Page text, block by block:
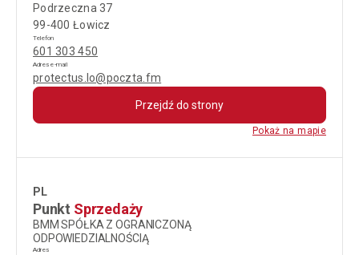
Podrzeczna 37
99-400 Łowicz
Telefon
601 303 450
Adres e-mail
protectus.lo@poczta.fm
Przejdź do strony
Pokaż na mapie
PL
Punkt Sprzedaży
BMM SPÓŁKA Z OGRANICZONĄ
ODPOWIEDZIALNOŚCIĄ
Adres